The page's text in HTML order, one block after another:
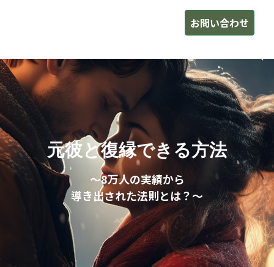
お問い合わせ
元彼と復縁できる方法
～8万人の実績から
導き出された法則とは？～